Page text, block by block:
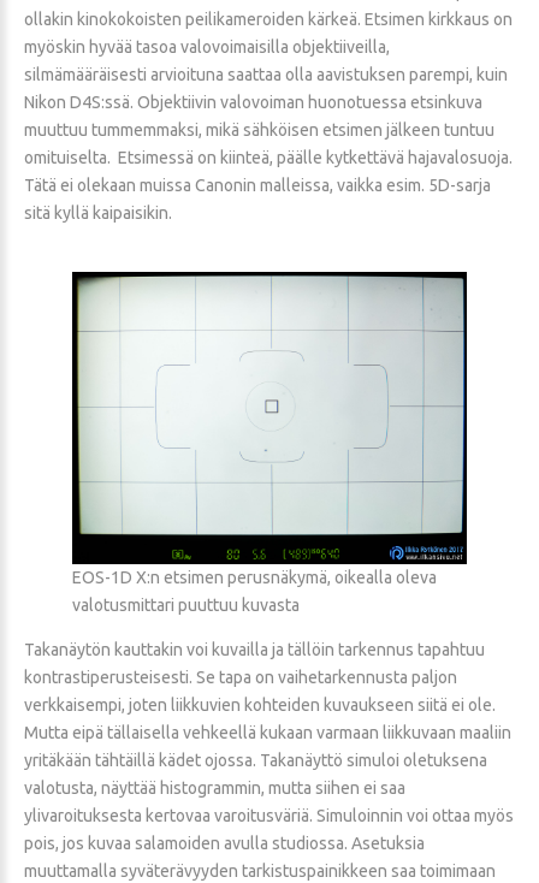
ollakin kinokokoisten peilikameroiden kärkeä. Etsimen kirkkaus on
myöskin hyvää tasoa valovoimaisilla objektiiveilla,
silmämääräisesti arvioituna saattaa olla aavistuksen parempi, kuin
Nikon D4S:ssä. Objektiivin valovoiman huonotuessa etsinkuva
muuttuu tummemmaksi, mikä sähköisen etsimen jälkeen tuntuu
omituiselta. Etsimessä on kiinteä, päälle kytkettävä hajavalosuoja.
Tätä ei olekaan muissa Canonin malleissa, vaikka esim. 5D-sarja
sitä kyllä kaipaisikin.
EOS-1D X:n etsimen perusnäkymä, oikealla oleva
valotusmittari puuttuu kuvasta
Takanäytön kauttakin voi kuvailla ja tällöin tarkennus tapahtuu
kontrastiperusteisesti. Se tapa on vaihetarkennusta paljon
verkkaisempi, joten liikkuvien kohteiden kuvaukseen siitä ei ole.
Mutta eipä tällaisella vehkeellä kukaan varmaan liikkuvaan maaliin
yritäkään tähtäillä kädet ojossa. Takanäyttö simuloi oletuksena
valotusta, näyttää histogrammin, mutta siihen ei saa
ylivaroituksesta kertovaa varoitusväriä. Simuloinnin voi ottaa myös
pois, jos kuvaa salamoiden avulla studiossa. Asetuksia
muuttamalla syväterävyyden tarkistuspainikkeen saa toimimaan